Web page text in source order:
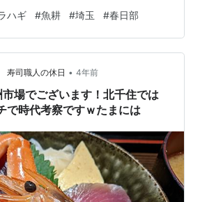
通じて入手する事も出来るし、最近
漁港や地方市場の様子を垣間見るこ
世の中になったものです。私は如何
げるか、に注力する令和型の父親
い求めてもいいのかな～と気まぐれ
この頃なのであります。…
ハギ #魚耕 #埼玉 #春日部
寿司職人の休日 • 4年前
場でございます！北千住では
で時代考察ですｗたまには